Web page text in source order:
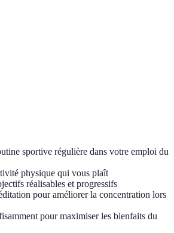
sportive régulière dans votre emploi du
physique qui vous plaît
réalisables et progressifs
pour améliorer la concentration lors
pour maximiser les bienfaits du